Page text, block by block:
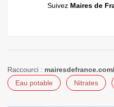
Suivez Maires de
Raccourci :
Eau potable
Nitrates